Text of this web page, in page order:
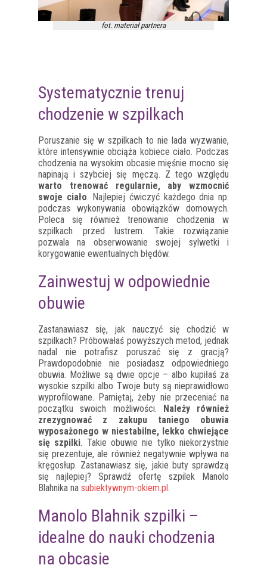
fot. materiał partnera
Systematycznie trenuj
chodzenie w szpilkach
Poruszanie się w szpilkach to nie lada wyzwanie,
które intensywnie obciąża kobiece ciało. Podczas
chodzenia na wysokim obcasie mięśnie mocno się
napinają i szybciej się męczą. Z tego względu
warto trenować regularnie, aby wzmocnić
swoje ciało. Najlepiej ćwiczyć każdego dnia np.
podczas wykonywania obowiązków domowych.
Poleca się również trenowanie chodzenia w
szpilkach przed lustrem. Takie rozwiązanie
pozwala na obserwowanie swojej sylwetki i
korygowanie ewentualnych błędów.
Zainwestuj w odpowiednie
obuwie
Zastanawiasz się, jak nauczyć się chodzić w
szpilkach? Próbowałaś powyższych metod, jednak
nadal nie potrafisz poruszać się z gracją?
Prawdopodobnie nie posiadasz odpowiedniego
obuwia. Możliwe są dwie opcje – albo kupiłaś za
wysokie szpilki albo Twoje buty są nieprawidłowo
wyprofilowane. Pamiętaj, żeby nie przeceniać na
początku swoich możliwości. Należy również
zrezygnować z zakupu taniego obuwia
wyposażonego w niestabilne, lekko chwiejące
się szpilki. Takie obuwie nie tylko niekorzystnie
się prezentuje, ale również negatywnie wpływa na
kręgosłup. Zastanawiasz się, jakie buty sprawdzą
się najlepiej? Sprawdź ofertę szpilek Manolo
Blahnika na subiektywnym-okiem.pl.
Manolo Blahnik szpilki –
idealne do nauki chodzenia
na obcasie